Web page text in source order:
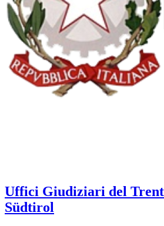
Uffici Giudiziari del
Südtirol